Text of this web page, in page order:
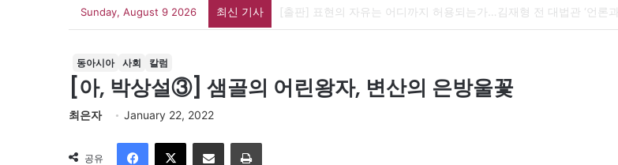
Sunday, August 9 2026 최신 기사
동아시아 사회 칼럼
[아, 박상설③] 샘골의 어린왕자, 변산의 은방울꽃
최은자 January 22, 2022
공유
이메일